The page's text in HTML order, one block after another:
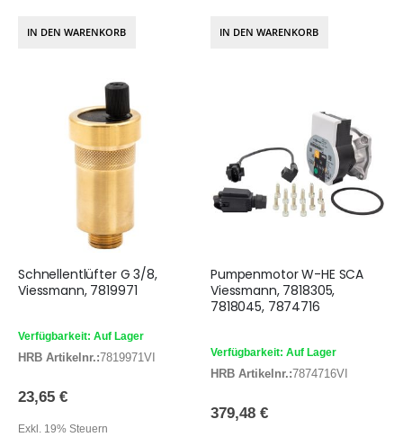
IN DEN WARENKORB IN DEN WARENKORB
Schnellentlüfter G 3/8,
Viessmann, 7819971
Verfügbarkeit: Auf Lager
HRB Artikelnr.:7819971VI
23,65 €
Exkl. 19% Steuern
Pumpenmotor W-HE SCA
Viessmann, 7818305,
7818045, 7874716
Verfügbarkeit: Auf Lager
HRB Artikelnr.:7874716VI
379,48 €